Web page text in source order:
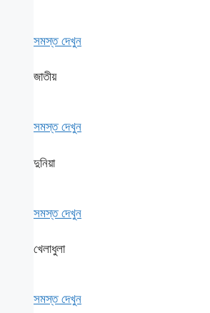
সমস্ত দেখুন
জাতীয়
সমস্ত দেখুন
দুনিয়া
সমস্ত দেখুন
খেলাধুলা
সমস্ত দেখুন